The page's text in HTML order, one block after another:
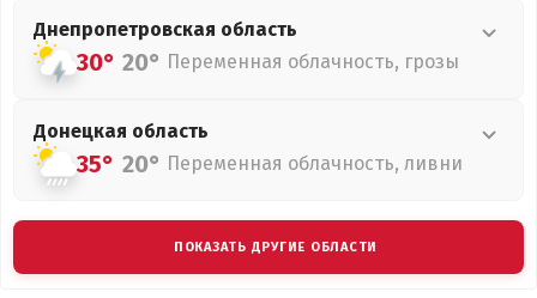
Днепропетровская область
30° 20° Переменная облачность, грозы
Донецкая область
35° 20° Переменная облачность, ливни
ПОКАЗАТЬ ДРУГИЕ ОБЛАСТИ